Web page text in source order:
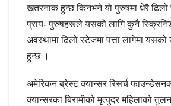
खतरनाक हुन्छ किनभने यो पुरुषमा धेरै ढिलो
प्रायः पुरुषहरूले यसको लागि कुनै
अवस्थामा ढिलो स्टेजमा पत्ता लागेमा यसको
हुन्छ ।
अमेरिकन ब्रेस्ट क्यान्सर रिसर्च
क्यान्सरका बिरामीको मृत्युदर महिलाको